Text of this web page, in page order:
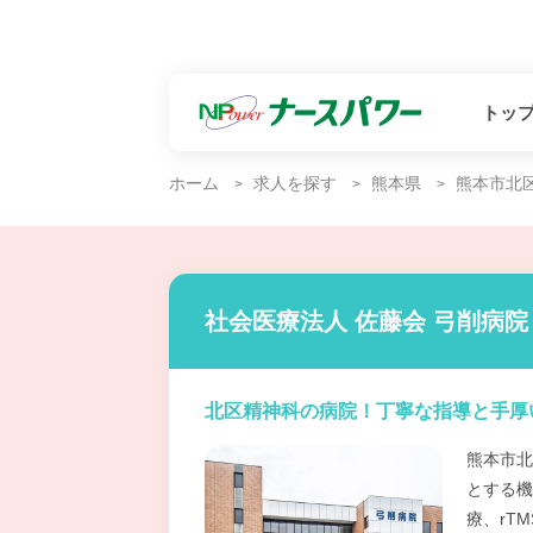
トッ
ホーム 求人を探す 熊本県 熊本市北
社会医療法人 佐藤会 弓削病院
北区精神科の病院！丁寧な指導と手
熊本市
とする
療、